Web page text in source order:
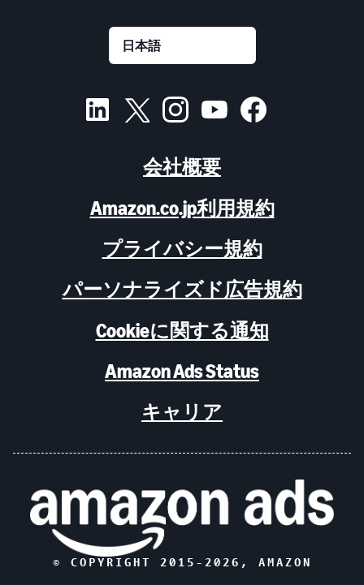
会社概要
Amazon.co.jp利用規約
プライバシー規約
パーソナライズド広告規約
Cookieに関する通知
Amazon Ads Status
キャリア
© COPYRIGHT 2015- 2026 , AMAZON